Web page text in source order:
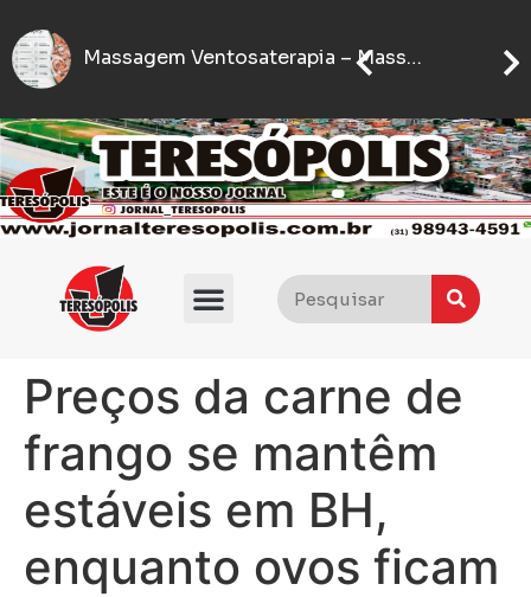
Sete IFMG abre inscrições para processo seletivo com quase 5 mil vagas gratuitasFlávio Bolsonaro anuncia quem será seu vice nas eleições presidenciais de 2026
Preços da carne de
frango se mantêm
estáveis em BH,
enquanto ovos ficam